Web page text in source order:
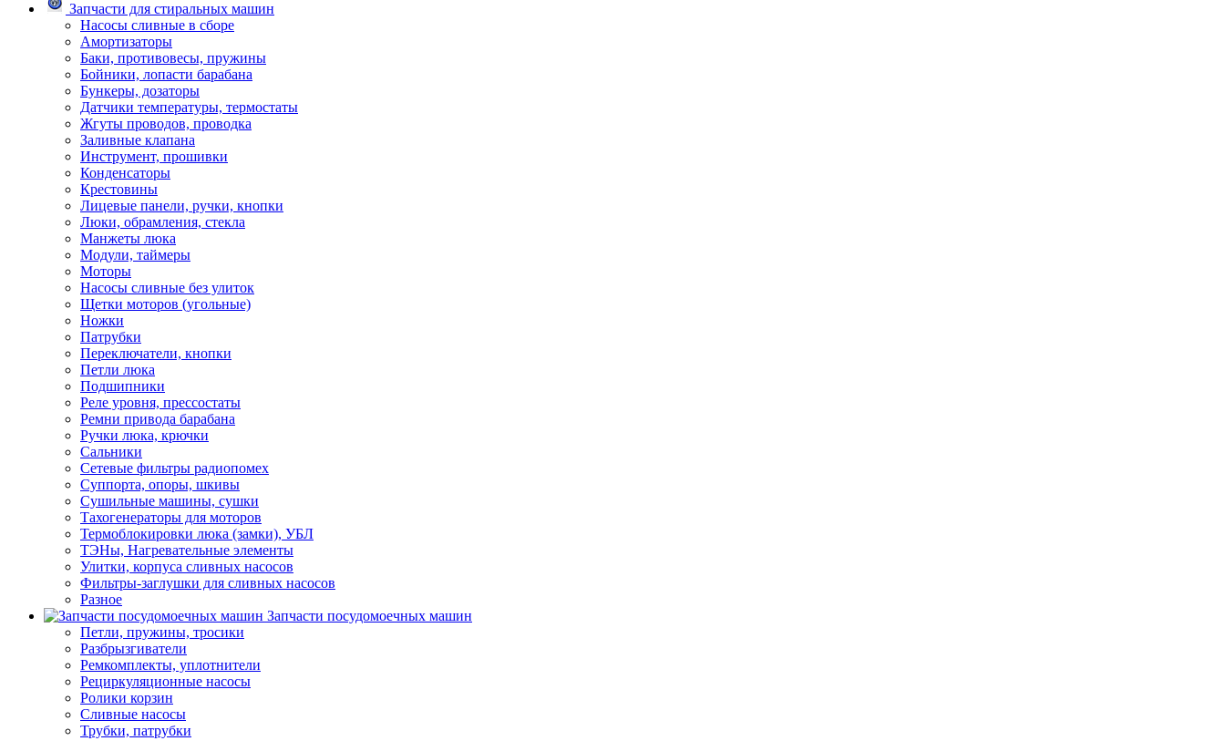
Запчасти для стиральных машин
Насосы сливные в сборе
Амортизаторы
Баки, противовесы, пружины
Бойники, лопасти барабана
Бункеры, дозаторы
Датчики температуры, термостаты
Жгуты проводов, проводка
Заливные клапана
Инструмент, прошивки
Конденсаторы
Крестовины
Лицевые панели, ручки, кнопки
Люки, обрамления, стекла
Манжеты люка
Модули, таймеры
Моторы
Насосы сливные без улиток
Щетки моторов (угольные)
Ножки
Патрубки
Переключатели, кнопки
Петли люка
Подшипники
Реле уровня, прессостаты
Ремни привода барабана
Ручки люка, крючки
Сальники
Сетевые фильтры радиопомех
Суппорта, опоры, шкивы
Сушильные машины, сушки
Тахогенераторы для моторов
Термоблокировки люка (замки), УБЛ
ТЭНы, Нагревательные элементы
Улитки, корпуса сливных насосов
Фильтры-заглушки для сливных насосов
Разное
Запчасти посудомоечных машин
Петли, пружины, тросики
Разбрызгиватели
Ремкомплекты, уплотнители
Рециркуляционные насосы
Ролики корзин
Сливные насосы
Трубки, патрубки